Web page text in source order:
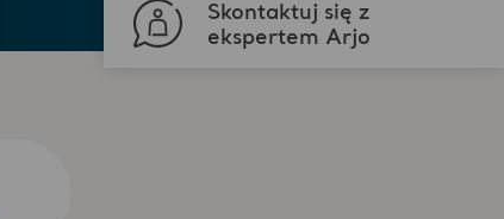
Skontaktuj się z
ekspertem Arjo